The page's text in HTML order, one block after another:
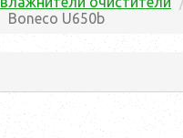
Boneco U650b